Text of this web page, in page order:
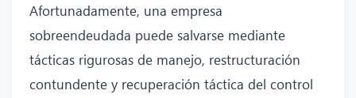
Afortunadamente, una empresa
sobreendeudada puede salvarse mediante
tácticas rigurosas de manejo, restructuración
contundente y recuperación táctica del control